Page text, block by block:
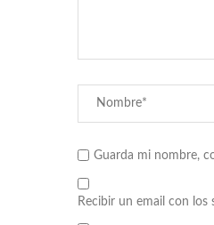
Guarda mi nombre,
Recibir un email con los